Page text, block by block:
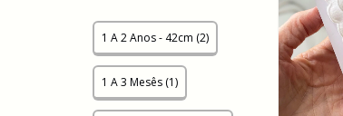
1 A 2 Anos - 42cm (2)
1 A 3 Mesês (1)